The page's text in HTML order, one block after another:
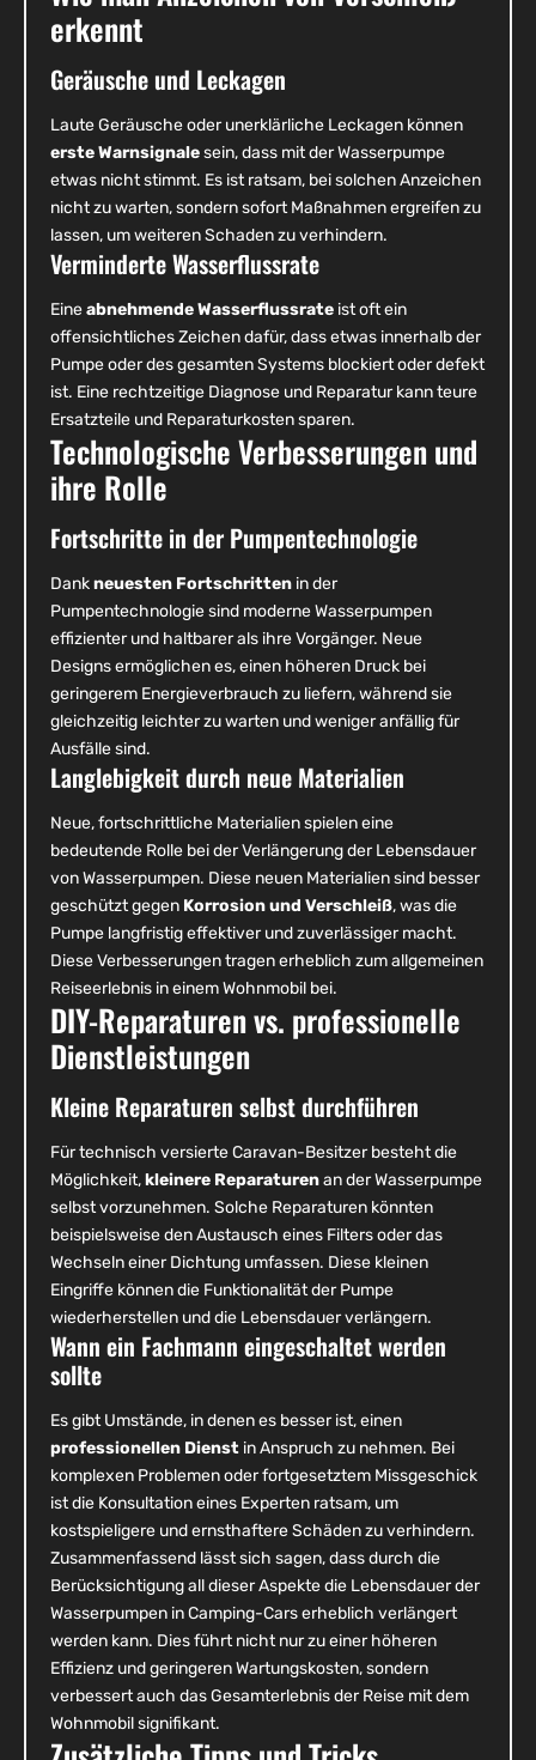
erkennt
Geräusche und Leckagen
Laute Geräusche oder unerklärliche Leckagen können
erste Warnsignalesein, dass mit der Wasserpumpe
etwas nicht stimmt. Es ist ratsam, bei solchen Anzeichen
nicht zu warten, sondern sofort Maßnahmen ergreifen zu
lassen, um weiteren Schaden zu verhindern.
Verminderte Wasserflussrate
Eineabnehmende Wasserflussrate ist oft ein
offensichtliches Zeichen dafür, dass etwas innerhalb der
Pumpe oder des gesamten Systems blockiert oder defekt
ist. Eine rechtzeitige Diagnose und Reparatur kann teure
Ersatzteile und Reparaturkosten sparen.
Technologische Verbesserungen und
ihre Rolle
Fortschritte in der Pumpentechnologie
Dankneuesten Fortschritten in der
Pumpentechnologie sind moderne Wasserpumpen
effizienter und haltbarer als ihre Vorgänger. Neue
Designs ermöglichen es, einen höheren Druck bei
geringerem Energieverbrauch zu liefern, während sie
gleichzeitig leichter zu warten und weniger anfällig für
Ausfälle sind.
Langlebigkeit durch neue Materialien
Neue, fortschrittliche Materialien spielen eine
bedeutende Rolle bei der Verlängerung der Lebensdauer
von Wasserpumpen. Diese neuen Materialien sind besser
geschützt gegen Korrosion und Verschleiß, was die
Pumpe langfristig effektiver und zuverlässiger macht.
Diese Verbesserungen tragen erheblich zum allgemeinen
Reiseerlebnis in einem Wohnmobil bei.
DIY-Reparaturen vs. professionelle
Dienstleistungen
Kleine Reparaturen selbst durchführen
Für technisch versierte Caravan-Besitzer besteht die
Möglichkeit,kleinere Reparaturenan der Wasserpumpe
selbst vorzunehmen. Solche Reparaturen könnten
beispielsweise den Austausch eines Filters oder das
Wechseln einer Dichtung umfassen. Diese kleinen
Eingriffe können die Funktionalität der Pumpe
wiederherstellen und die Lebensdauer verlängern.
Wann ein Fachmann eingeschaltet werden
sollte
Es gibt Umstände, in denen es besser ist, einen
professionellen Dienst in Anspruch zu nehmen. Bei
komplexen Problemen oder fortgesetztem Missgeschick
ist die Konsultation eines Experten ratsam, um
kostspieligere und ernsthaftere Schäden zu verhindern.
Zusammenfassend lässt sich sagen, dass durch die
Berücksichtigung all dieser Aspekte die Lebensdauer der
Wasserpumpen in Camping-Cars erheblich verlängert
werden kann. Dies führt nicht nur zu einer höheren
Effizienz und geringeren Wartungskosten, sondern
verbessert auch das Gesamterlebnis der Reise mit dem
Wohnmobil signifikant.